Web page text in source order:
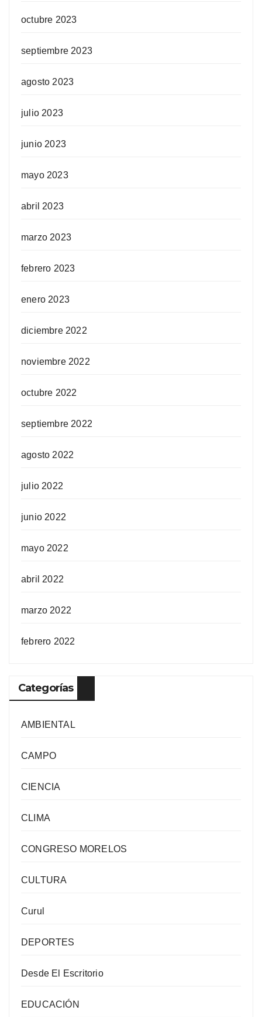
octubre 2023
septiembre 2023
agosto 2023
julio 2023
junio 2023
mayo 2023
abril 2023
marzo 2023
febrero 2023
enero 2023
diciembre 2022
noviembre 2022
octubre 2022
septiembre 2022
agosto 2022
julio 2022
junio 2022
mayo 2022
abril 2022
marzo 2022
febrero 2022
Categorías
AMBIENTAL
CAMPO
CIENCIA
CLIMA
CONGRESO MORELOS
CULTURA
Curul
DEPORTES
Desde El Escritorio
EDUCACIÓN